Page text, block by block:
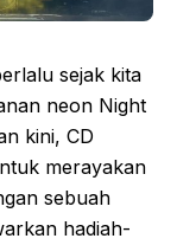
sejak kita
neon Night
kini, CD
merayakan
sebuah
hadiah-